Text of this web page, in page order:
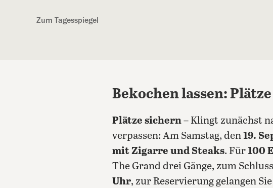
Zum Tagesspiegel
Bekochen lassen:
Plätze sichern– Klingt zunächst
verpassen: Am Samstag, den19.
mit Zigarre und Steaks. Für100
The Grand drei Gänge, zum
Uhr, zur Reservierung gelangen Sie